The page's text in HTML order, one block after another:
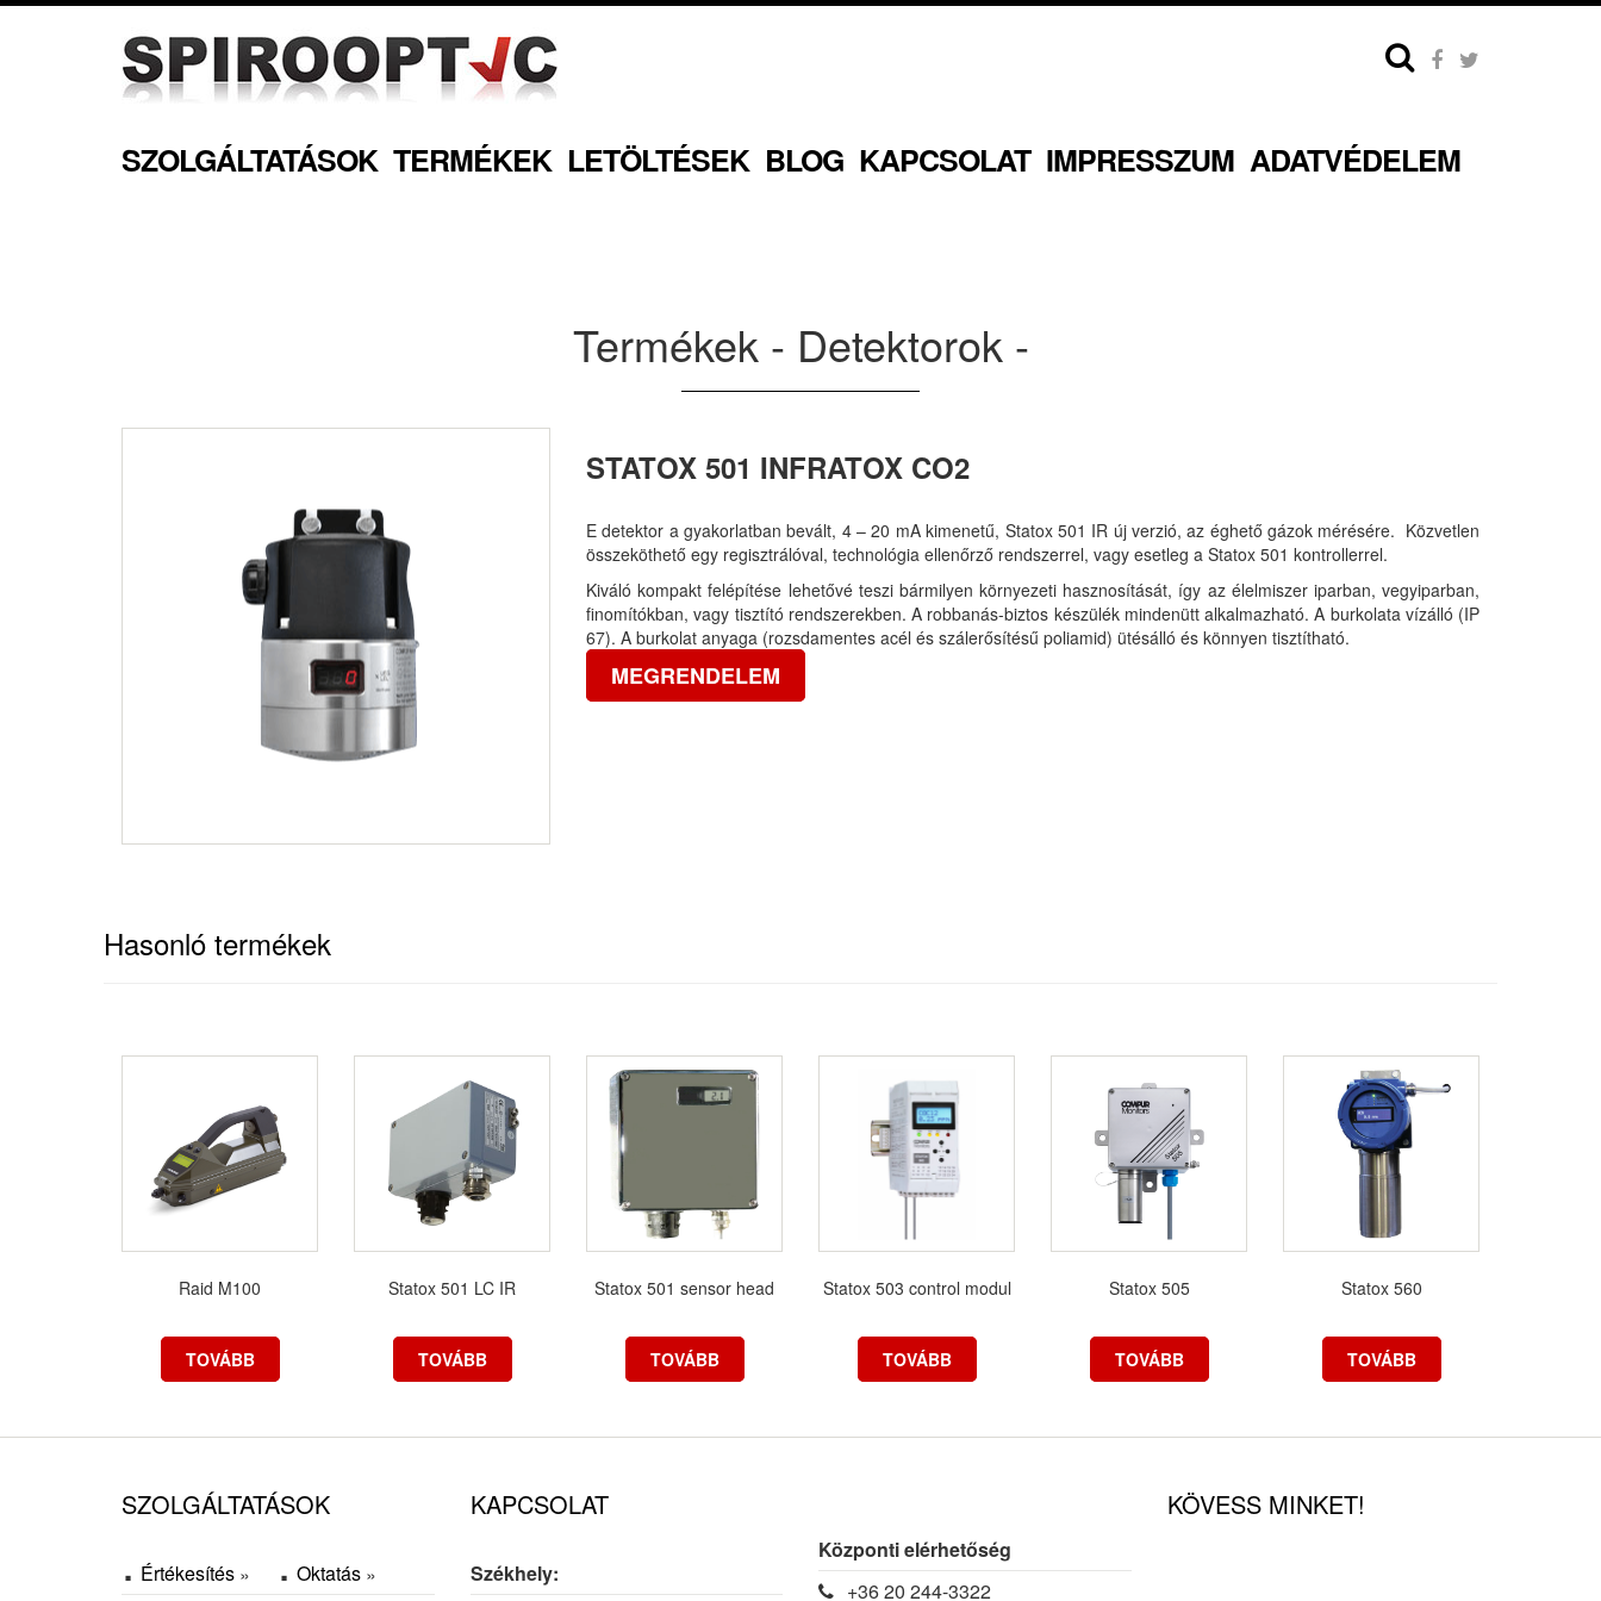
SZOLGÁLTATÁSOK TERMÉKEK LETÖLTÉSEK BLOG KAPCSOLAT IMPRESSZUM ADATVÉDELEM
Termékek - Detektorok -
STATOX 501 INFRATOX CO2
E detektor a gyakorlatban bevált, 4 – 20 mA kimenetű, Statox 501 IR új verzió, az éghető gázok mérésére. Közvetlen
összeköthető egy regisztrálóval, technológia ellenőrző rendszerrel, vagy esetleg a Statox 501 kontrollerrel.
Kiváló kompakt felépítése lehetővé teszi bármilyen környezeti hasznosítását, így az élelmiszer iparban, vegyiparban,
finomítókban, vagy tisztító rendszerekben. A robbanás-biztos készülék mindenütt alkalmazható. A burkolata vízálló (IP
67). A burkolat anyaga (rozsdamentes acél és szálerősítésű poliamid) ütésálló és könnyen tisztítható.
MEGRENDELEM
Hasonló termékek
Raid M100
TOVÁBB
Statox 501 LC IR
TOVÁBB
Statox 501 sensor head
TOVÁBB
Statox 503 control modul
TOVÁBB
Statox 505
TOVÁBB
Statox 560
TOVÁBB
SZOLGÁLTATÁSOK
Értékesítés Oktatás
KAPCSOLAT
Székhely:
Központi elérhetőség
+36 20 244-3322
KÖVESS MINKET!